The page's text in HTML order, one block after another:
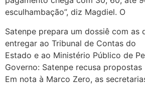
esculhambação”, diz Magdiel. O
Satenpe prepara um dossiê com as
entregar ao Tribunal de Contas do
Estado e ao Ministério Público de
Governo: Satenpe recusa propostas
Em nota à Marco Zero, as